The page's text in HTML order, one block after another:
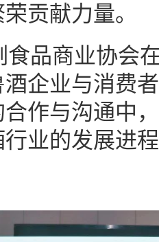
贡献力量。
食品商业协会
企业与消费
作与沟通中
业的发展进